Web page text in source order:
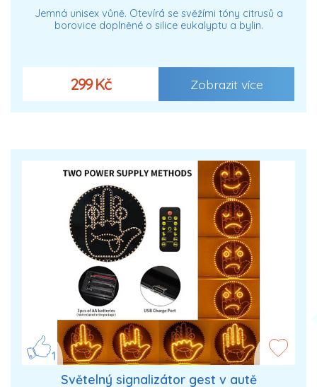
Jemná unisex vůně. Otevírá se svěžími tóny citrusů a
borovice doplněné o silice eukalyptu a bylin.
299 Kč Zobrazit více
1
Světelný signalizátor gest v autě